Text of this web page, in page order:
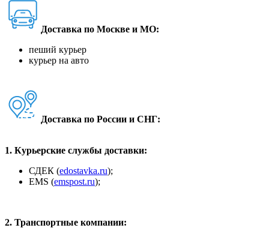
Доставка по Москве и МО:
пеший курьер
курьер на авто
Доставка по России и СНГ:
1. Курьерские службы доставки:
СДЕК (edostavka.ru);
ЕМS (emspost.ru);
2. Транспортные компании: